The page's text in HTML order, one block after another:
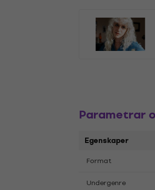
Parametrar
Egenskaper
Format
Undergenre